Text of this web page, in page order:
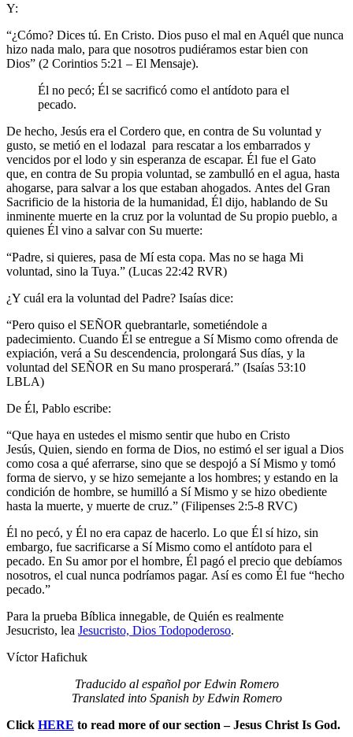
Y:
“¿Cómo? Dices tú. En Cristo. Dios puso el mal en Aquél que nunca
hizo nada malo, para que nosotros pudiéramos estar bien con
Dios” (2 Corintios 5:21 – El Mensaje).
Él no pecó; Él se sacrificó como el antídoto para el
pecado.
De hecho, Jesús era el Cordero que, en contra de Su voluntad y
gusto, se metió en el lodazal para rescatar a los embarrados y
vencidos por el lodo y sin esperanza de escapar. Él fue el Gato
que, en contra de Su propia voluntad, se zambulló en el agua, hasta
ahogarse, para salvar a los que estaban ahogados. Antes del Gran
Sacrificio de la historia de la humanidad, Él dijo, hablando de Su
inminente muerte en la cruz por la voluntad de Su propio pueblo, a
quienes Él vino a salvar con Su muerte:
“Padre, si quieres, pasa de Mí esta copa. Mas no se haga Mi
voluntad, sino la Tuya.” (Lucas 22:42 RVR)
¿Y cuál era la voluntad del Padre? Isaías dice:
“Pero quiso el SEÑOR quebrantarle, sometiéndole a
padecimiento. Cuando Él se entregue a Sí Mismo como ofrenda de
expiación, verá a Su descendencia, prolongará Sus días, y la
voluntad del SEÑOR en Su mano prosperará.” (Isaías 53:10
LBLA)
De Él, Pablo escribe:
“Que haya en ustedes el mismo sentir que hubo en Cristo
Jesús, Quien, siendo en forma de Dios, no estimó el ser igual a Dios
como cosa a qué aferrarse, sino que se despojó a Sí Mismo y tomó
forma de siervo, y se hizo semejante a los hombres; y estando en la
condición de hombre, se humilló a Sí Mismo y se hizo obediente
hasta la muerte, y muerte de cruz.” (Filipenses 2:5-8 RVC)
Él no pecó, y Él no era capaz de hacerlo. Lo que Él sí hizo, sin
embargo, fue sacrificarse a Sí Mismo como el antídoto para el
pecado. En Su amor por el hombre, Él pagó el precio que debíamos
nosotros, el cual nunca podríamos pagar. Así es como Él fue “hecho
pecado.”
Para la prueba Bíblica innegable, de Quién es realmente
Jesucristo, lea Jesucristo, Dios Todopoderoso.
Víctor Hafichuk
Traducido al español por Edwin Romero
Translated into Spanish by Edwin Romero
Click HERE to read more of our section – Jesus Christ Is God.